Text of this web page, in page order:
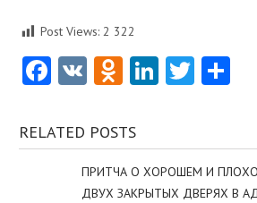
Post Views: 2 322
Facebook
VK LinkedIn
RELATED POSTS
ПРИТЧА О ХОРОШЕМ И
ДВУХ ЗАКРЫТЫХ ДВЕРЯХ В